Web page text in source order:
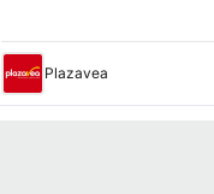
Plazavea